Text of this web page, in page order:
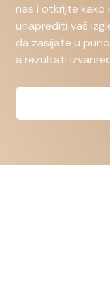
nas i otkrijte
unaprediti vaš
da zasijate u
a rezultati